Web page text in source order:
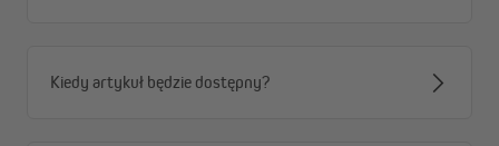
Kiedy artykuł będzie dostępny?